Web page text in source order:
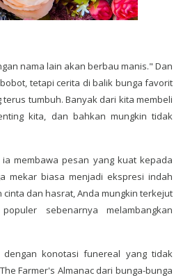
nama lain akan berbau manis." Dan
tetapi cerita di balik bunga favorit
tumbuh. Banyak dari kita membeli
kita, dan bahkan mungkin tidak
membawa pesan yang kuat kepada
mekar biasa menjadi ekspresi indah
dan hasrat, Anda mungkin terkejut
sebenarnya melambangkan
dengan konotasi funereal yang tidak
Farmer's Almanac dari bunga-bunga